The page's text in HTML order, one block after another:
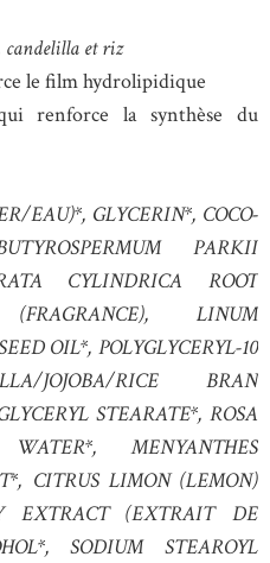
candelilla et riz
le film hydrolipidique
renforce la synthèse du
EAU)*, GLYCERIN*, COCO-
PARKII
CYLINDRICA ROOT
LINUM
OIL*, POLYGLYCERYL-10
JOJOBA/RICE BRAN
STEARATE*, ROSA
MENYANTHES
CITRUS LIMON (LEMON)
EXTRACT (EXTRAIT DE
SODIUM STEAROYL